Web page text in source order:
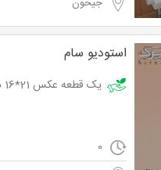
استودیو سام
یک قطعه عکس 21*16 در استودیو سام با 90% تخفیف و پرداخت تنها 4,000 تومان به جای 40,000 تومان
0